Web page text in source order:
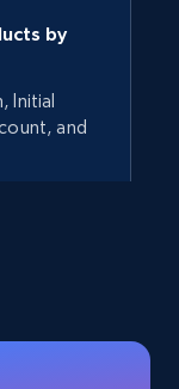
by
Initial
and